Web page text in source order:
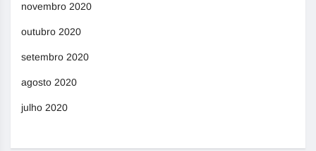
novembro 2020
outubro 2020
setembro 2020
agosto 2020
julho 2020